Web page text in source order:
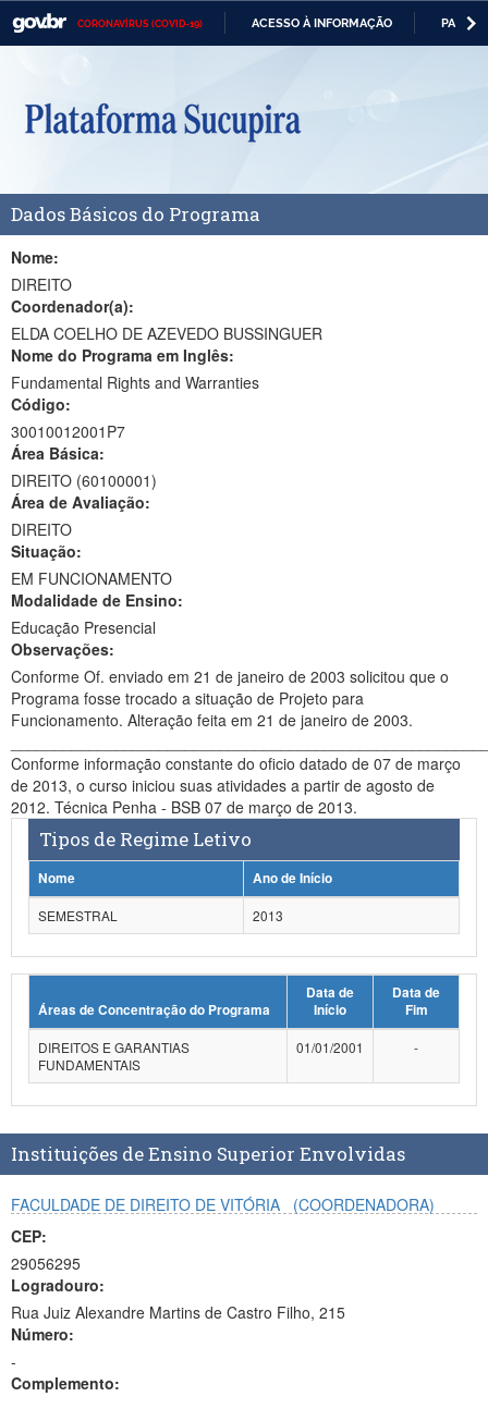
CORONAVÍRUS (COVID-19) ACESSO À INFORMAÇÃO
Casa Civil
Ministério da Defesa
Ministério da Economia
Ministério da Infraestrutura
Ministério da Educação
Ministério da Cidadania
Ministério da Saúde
Ministério da Ciência, Tecnologia, Inovações e Comunicações
Ministério do Meio Ambiente
Ministério do Turismo
Ministério do Desenvolvimento Regional
Ministério da Mulher, da Família e dos Direitos Humanos
Secretaria de Governo
Gabinete de Segurança Institucional
Dados Básicos do Programa
Nome:
DIREITO
Coordenador(a):
ELDA COELHO DE AZEVEDO BUSSINGUER
Nome do Programa em Inglês:
Fundamental Rights and Warranties
Código:
30010012001P7
Área Básica:
DIREITO (60100001)
Área de Avaliação:
DIREITO
Situação:
EM FUNCIONAMENTO
Modalidade de Ensino:
Educação Presencial
Observações:
Conforme Of. enviado em 21 de janeiro de 2003 solicitou que o
Programa fosse trocado a situação de Projeto para
Funcionamento. Alteração feita em 21 de janeiro de 2003.
Conforme informação constante do oficio datado de 07 de março
de 2013, o curso iniciou suas atividades a partir de agosto de
2012. Técnica Penha - BSB 07 de março de 2013.
Tipos de Regime Letivo
Nome
Ano de Início
SEMESTRAL
2013
Áreas de Concentração do Programa
Data de
Início
Data de
Fim
DIREITOS E GARANTIAS
FUNDAMENTAIS
01/01/2001 -
Instituições de Ensino Superior Envolvidas
FACULDADE DE DIREITO DE VITÓRIA
(COORDENADORA)
CEP:
29056295
Logradouro:
Rua Juiz Alexandre Martins de Castro Filho, 215
Número:
-
Complemento: